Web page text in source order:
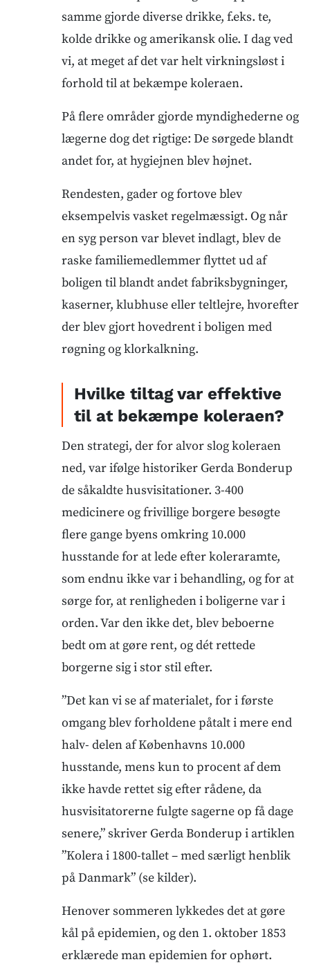
samme gjorde diverse drikke, f.eks. te,
kolde drikke og amerikansk olie. I dag ved
vi, at meget af det var helt virkningsløst i
forhold til at bekæmpe koleraen.
På flere områder gjorde myndighederne og
lægerne dog det rigtige: De sørgede blandt
andet for, at hygiejnen blev højnet.
Rendesten, gader og fortove blev
eksempelvis vasket regelmæssigt. Og når
en syg person var blevet indlagt, blev de
raske familiemedlemmer flyttet ud af
boligen til blandt andet fabriksbygninger,
kaserner, klubhuse eller teltlejre, hvorefter
der blev gjort hovedrent i boligen med
røgning og klorkalkning.
Hvilke tiltag var effektive
til at bekæmpe koleraen?
Den strategi, der for alvor slog koleraen
ned, var ifølge historiker Gerda Bonderup
de såkaldte husvisitationer. 3-400
medicinere og frivillige borgere besøgte
flere gange byens omkring 10.000
husstande for at lede efter koleraramte,
som endnu ikke var i behandling, og for at
sørge for, at renligheden i boligerne var i
orden. Var den ikke det, blev beboerne
bedt om at gøre rent, og dét rettede
borgerne sig i stor stil efter.
”Det kan vi se af materialet, for i første
omgang blev forholdene påtalt i mere end
halv- delen af Københavns 10.000
husstande, mens kun to procent af dem
ikke havde rettet sig efter rådene, da
husvisitatorerne fulgte sagerne op få dage
senere,” skriver Gerda Bonderup i artiklen
”Kolera i 1800-tallet – med særligt henblik
på Danmark” (se kilder).
Henover sommeren lykkedes det at gøre
kål på epidemien, og den 1. oktober 1853
erklærede man epidemien for ophørt.